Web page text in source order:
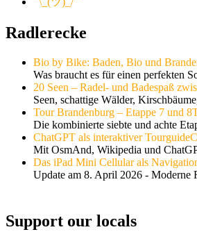
Radlerecke
Bio by Bike: Baden, Bio und
Was braucht es für einen perfekten
20 Seen – Radel- und Badespaß
Seen, schattige Wälder,
Tour Brandenburg – Etappe 7 und 8
Die kombinierte siebte und achte
ChatGPT als interaktiver Tourguide
Mit OsmAnd, Wikipedia und
Das iPad Mini Cellular als
Update am 8. April 2026 - Moderne
Support our locals